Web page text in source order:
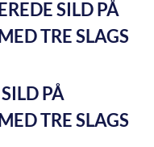
PÅ
TRE SLAGS